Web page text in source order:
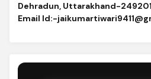
Dehradun, Uttarakhand-249201
Email Id:-